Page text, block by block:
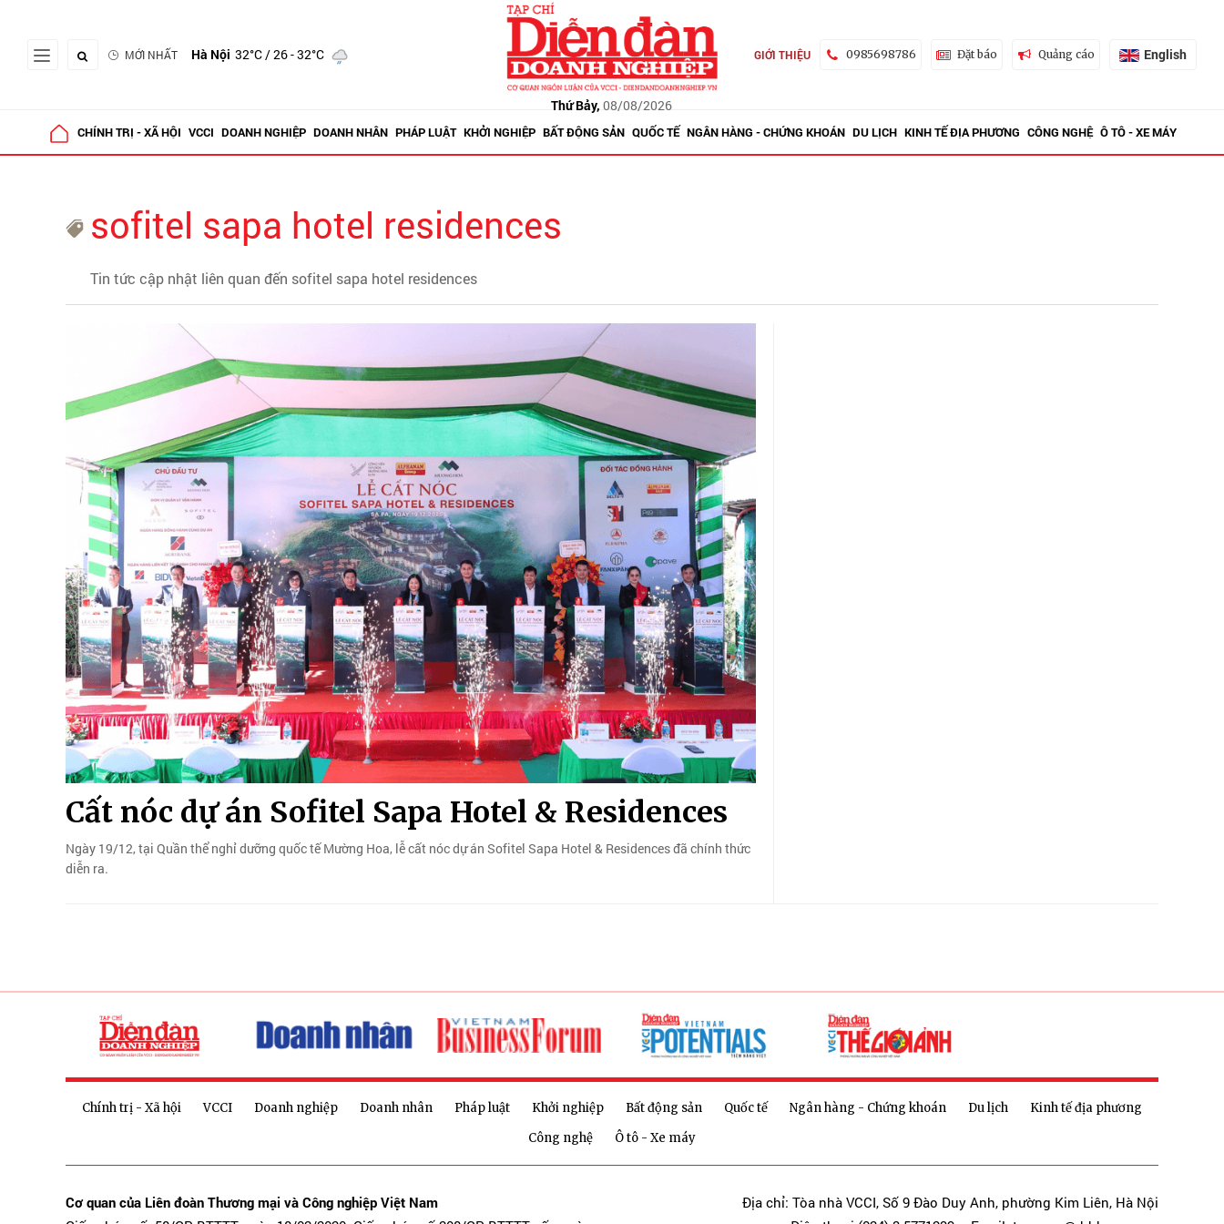
MỚI NHẤT Hà Nội 32°C/ 26 - 32°C
Thứ Bảy, 08/08/2026
GIỚI THIỆU 0985698786 Đặt báo Quảng cáo English
CHÍNH TRỊ - XÃ HỘI VCCI DOANH NGHIỆP DOANH NHÂN PHÁP LUẬT KHỞI NGHIỆP BẤT ĐỘNG SẢN QUỐC TẾ NGÂN HÀNG - CHỨNG KHOÁN DU LỊCH KINH TẾ ĐỊA PHƯƠNG CÔNG NGHỆ Ô TÔ - XE MÁY
sofitel sapa hotel residences
Tin tức cập nhật liên quan đến sofitel sapa hotel residences
Cất nóc dự án Sofitel Sapa Hotel & Residences
Ngày 19/12, tại Quần thể nghỉ dưỡng quốc tế Mường Hoa, lễ cất nóc dự án Sofitel Sapa Hotel & Residences đã chính thức
diễn ra.
Chính trị - Xã hội VCCI Doanh nghiệp Doanh nhân Pháp luật Khởi nghiệp Bất động sản Quốc tế Ngân hàng - Chứng khoán Du lịch
Kinh tế địa phương
Công nghệ
Ô tô - Xe máy
Cơ quan của Liên đoàn Thương mại và Công nghiệp Việt Nam
Địa chỉ: Tòa nhà VCCI, Số 9 Đào Duy Anh, phường Kim Liên, Hà Nội